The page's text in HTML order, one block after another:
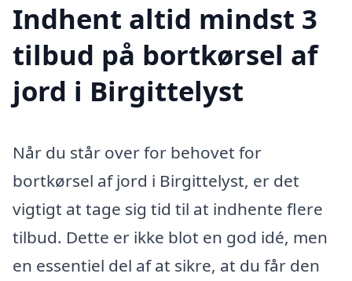
Indhent altid mindst 3
tilbud på bortkørsel af
jord i Birgittelyst
Når du står over for behovet for
bortkørsel af jord i Birgittelyst, er det
vigtigt at tage sig tid til at indhente flere
tilbud. Dette er ikke blot en god idé, men
en essentiel del af at sikre, at du får den